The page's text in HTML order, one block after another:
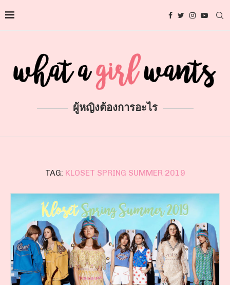
ผู้หญิงต้องการอะไร
TAG: KLOSET SPRING SUMMER 2019